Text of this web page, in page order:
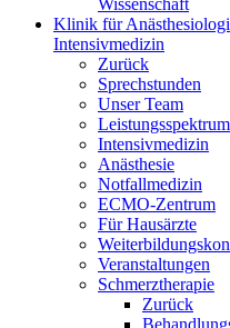
Wissenschaft
Klinik für
Intensivmedizin
Zurück
Sprechstunden
Unser Team
Leistungsspektrum
Intensivmedizin
Anästhesie
Notfallmedizin
ECMO-Zentrum
Für Hausärzte
Veranstaltungen
Schmerztherapie
Zurück